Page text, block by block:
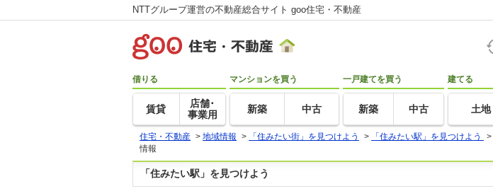
NTTグループ運営の不動産総合サイト goo住宅・不動産
借りる
賃貸
店舗･
事業用
マンションを買う
新築 中古
一戸建てを買う
新築 中古
建てる
土地
住宅・不動産 > 地域情報 > 「住みたい街」を見つけよう > 「住みたい駅」を見つけよう >
情報
「住みたい駅」を見つけよう